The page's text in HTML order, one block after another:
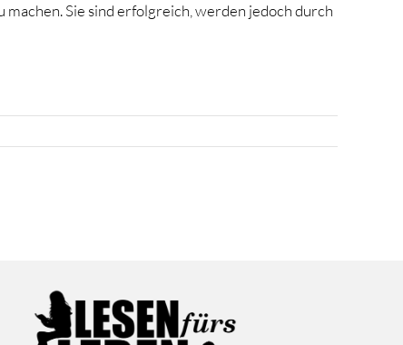
Sie sind erfolgreich, werden jedoch durch